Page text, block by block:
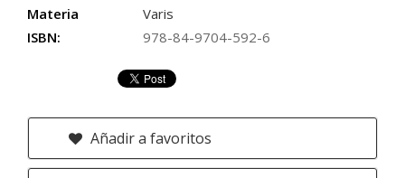
Materia
Varis
ISBN:
978-84-9704-592-6
Añadir a favoritos